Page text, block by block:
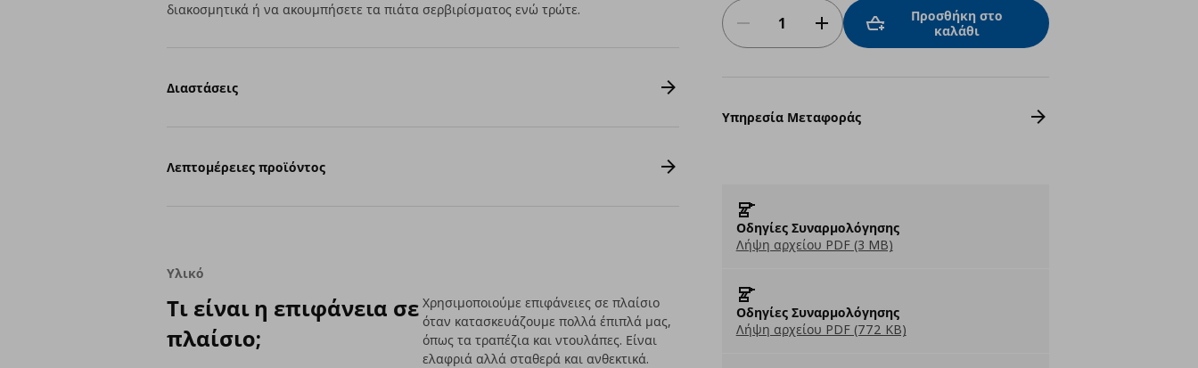
Προσθήκη στο
καλάθι
Υπηρεσία Μεταφοράς
Οδηγίες Συναρμολόγησης
Λήψη αρχείου PDF (3 MB)
Οδηγίες Συναρμολόγησης
Λήψη αρχείου PDF (772 KB)
διακοσμητικά ή να ακουμπήσετε τα πιάτα σερβιρίσματος ενώ τρώτε.
Διαστάσεις
Λεπτομέρειες προϊόντος
Υλικό
Τι είναι η επιφάνεια σε
πλαίσιο;
Χρησιμοποιούμε επιφάνειες σε πλαίσιο
όταν κατασκευάζουμε πολλά έπιπλά μας,
όπως τα τραπέζια και ντουλάπες. Είναι
ελαφριά αλλά σταθερά και ανθεκτικά.